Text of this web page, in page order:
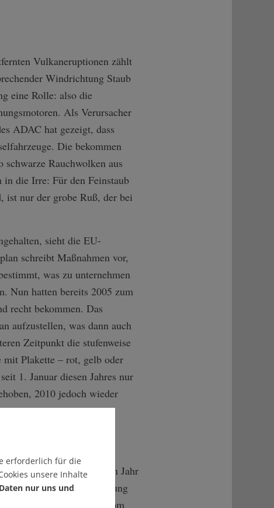
Vulkaneruptionen zählt
Windrichtung Staub
eine Rolle: also die
Als Verursacher
ADAC hat gezeigt, dass
Die bekommen
Rauchwolken aus
die Irre: Für den Feinstaub
ist nur der grobe Ruß, der bei
sieht die EU-
schreibt Maßnahmen vor,
was zu unternehmen
Nun hatten bereits 2005 zum
recht bekommen. Das
aufzustellen, was dann auch
Zeitpunkt die stufenweise
mit Plakette – rot, gelb oder
1. Januar diesen Jahres nur
2010 jedoch wieder
Klage eines Bürgers
Aktionsplans aus dem Jahr
und dazu eine Reduzierung
Strecke der B 14 vom
erforderlich für die
unsere Inhalte
nur uns und